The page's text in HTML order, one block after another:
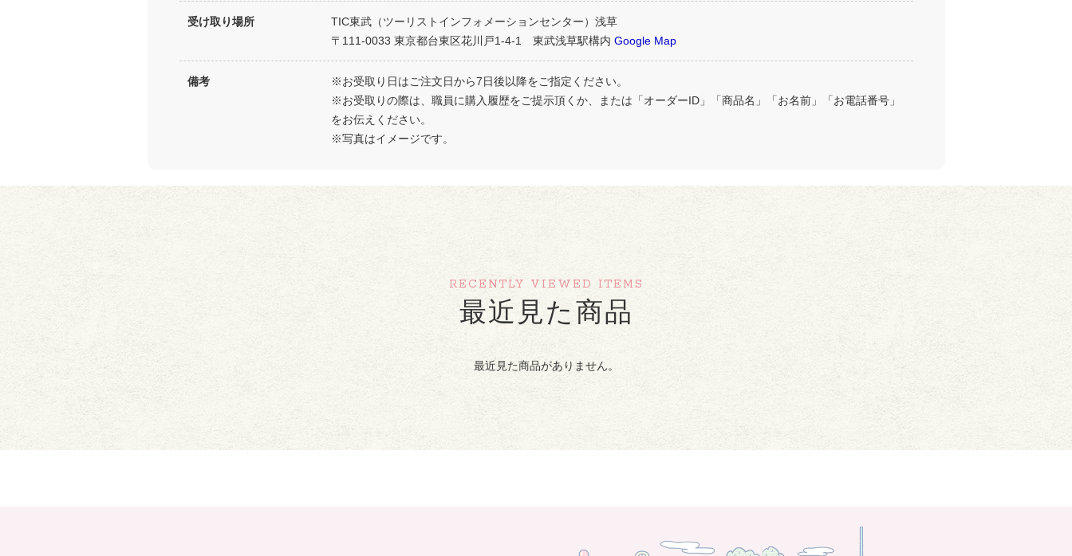
受け取り場所
TIC東武（ツーリストインフォメーションセンター）浅草
〒111-0033 東京都台東区花川戸1-4-1 東武浅草駅構内 Google Map
備考
※お受取り日はご注文日から7日後以降をご指定ください。
※お受取りの際は、職員に購入履歴をご提示頂くか、または「オーダーID」「商品名」「お名前」「お電話番号」
をお伝えください。
※写真はイメージです。
RECENTLY VIEWED ITEMS
最近見た商品
最近見た商品がありません。